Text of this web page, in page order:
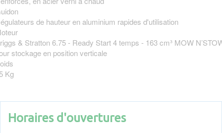
de hauteur en aluminium rapides d'utilisation
& Stratton 6.75 - Ready Start 4 temps - 163 cm³ MOW
stockage en position verticale
Kg
Horaires d'ouvertures